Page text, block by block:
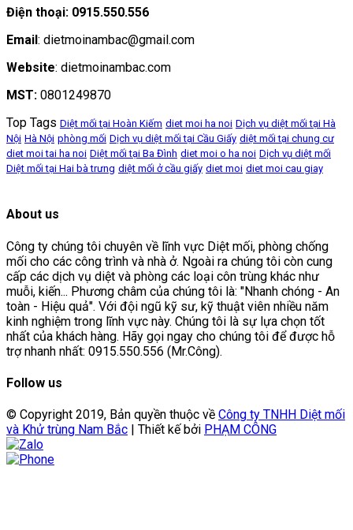
Điện thoại: 0915.550.556
Email: dietmoinambac@gmail.com
Website: dietmoinambac.com
MST: 0801249870
Top Tags Diệt mối tại Hoàn Kiếm diet moi ha noi Dịch vụ diệt mối tại Hà
Nội Hà Nội phòng mối Dịch vụ diệt mối tại Cầu Giấy diệt mối tại chung cư
diet moi tai ha noi Diệt mối tại Ba Đình diet moi o ha noi Dịch vụ diệt mối
Diệt mối tại Hai bà trưng diệt mối ở cầu giấy diet moi diet moi cau giay
About us
Công ty chúng tôi chuyên về lĩnh vực Diệt mối, phòng chống
mối cho các công trình và nhà ở. Ngoài ra chúng tôi còn cung
cấp các dịch vụ diệt và phòng các loại côn trùng khác như
muỗi, kiến... Phương châm của chúng tôi là: "Nhanh chóng - An
toàn - Hiệu quả". Với đội ngũ kỹ sư, kỹ thuật viên nhiều năm
kinh nghiệm trong lĩnh vực này. Chúng tôi là sự lựa chọn tốt
nhất của khách hàng. Hãy gọi ngay cho chúng tôi để được hỗ
trợ nhanh nhất: 0915.550.556 (Mr.Công).
Follow us
© Copyright 2019, Bản quyền thuộc về Công ty TNHH Diệt mối
và Khử trùng Nam Bắc | Thiết kế bởi PHẠM CÔNG